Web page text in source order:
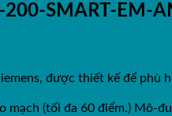
200-SMART-EM-
được thiết kế để
(tối đa 60 điểm.) Mô-